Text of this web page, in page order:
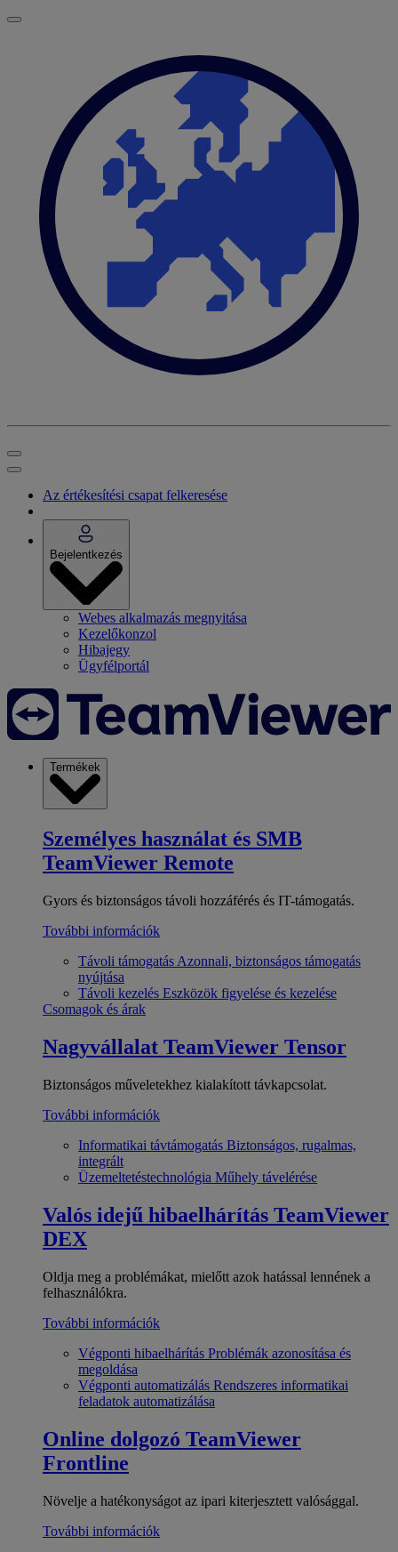
Az értékesítési csapat felkeresése
Bejelentkezés
Webes alkalmazás megnyitása
Kezelőkonzol
Hibajegy
Ügyfélportál
Termékek
Személyes használat és SMB
TeamViewer Remote
Gyors és biztonságos távoli hozzáférés és IT-támogatás.
További információk
Távoli támogatás Azonnali, biztonságos támogatás
nyújtása
Távoli kezelés Eszközök figyelése és kezelése
Csomagok és árak
Nagyvállalat TeamViewer Tensor
Biztonságos műveletekhez kialakított távkapcsolat.
További információk
Informatikai távtámogatás Biztonságos, rugalmas,
integrált
Üzemeltetéstechnológia Műhely távelérése
Valós idejű hibaelhárítás TeamViewer
DEX
Oldja meg a problémákat, mielőtt azok hatással lennének a
felhasználókra.
További információk
Végponti hibaelhárítás Problémák azonosítása és
megoldása
Végponti automatizálás Rendszeres informatikai
feladatok automatizálása
Online dolgozó TeamViewer
Frontline
Növelje a hatékonyságot az ipari kiterjesztett valósággal.
További információk